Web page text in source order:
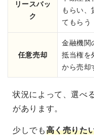
リースバッ
ク
もらい、
てもらう
任意売却
金融機関
抵当権を
から売却
状況によって、選べ
があります。
少しでも高く売りた